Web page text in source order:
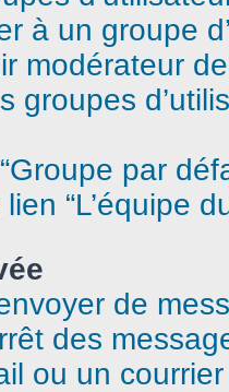
à un groupe
modérateur
groupes
par
“L’équipe
de
des
ou un